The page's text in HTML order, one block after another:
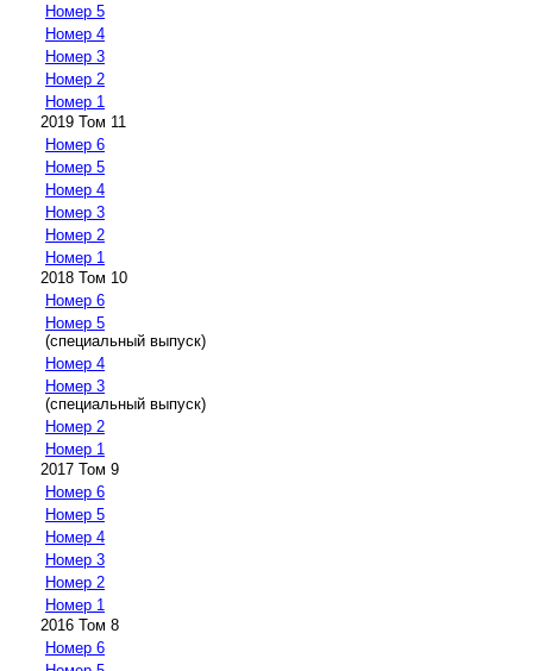
Номер 5
Номер 4
Номер 3
Номер 2
Номер 1
2019 Том 11
Номер 6
Номер 5
Номер 4
Номер 3
Номер 2
Номер 1
2018 Том 10
Номер 6
Номер 5
(специальный выпуск)
Номер 4
Номер 3
(специальный выпуск)
Номер 2
Номер 1
2017 Том 9
Номер 6
Номер 5
Номер 4
Номер 3
Номер 2
Номер 1
2016 Том 8
Номер 6